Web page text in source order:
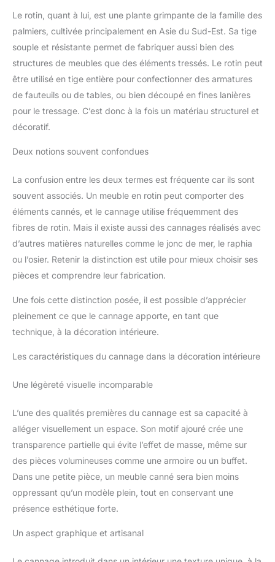
Le rotin, quant à lui, est une plante grimpante de la famille des
palmiers, cultivée principalement en Asie du Sud-Est. Sa tige
souple et résistante permet de fabriquer aussi bien des
structures de meubles que des éléments tressés. Le rotin peut
être utilisé en tige entière pour confectionner des armatures
de fauteuils ou de tables, ou bien découpé en fines lanières
pour le tressage. C’est donc à la fois un matériau structurel et
décoratif.
Deux notions souvent confondues
La confusion entre les deux termes est fréquente car ils sont
souvent associés. Un meuble en rotin peut comporter des
éléments cannés, et le cannage utilise fréquemment des
fibres de rotin. Mais il existe aussi des cannages réalisés avec
d’autres matières naturelles comme le jonc de mer, le raphia
ou l’osier. Retenir la distinction est utile pour mieux choisir ses
pièces et comprendre leur fabrication.
Une fois cette distinction posée, il est possible d’apprécier
pleinement ce que le cannage apporte, en tant que
technique, à la décoration intérieure.
Les caractéristiques du cannage dans la décoration intérieure
Une légèreté visuelle incomparable
L’une des qualités premières du cannage est sa capacité à
alléger visuellement un espace. Son motif ajouré crée une
transparence partielle qui évite l’effet de masse, même sur
des pièces volumineuses comme une armoire ou un buffet.
Dans une petite pièce, un meuble canné sera bien moins
oppressant qu’un modèle plein, tout en conservant une
présence esthétique forte.
Un aspect graphique et artisanal